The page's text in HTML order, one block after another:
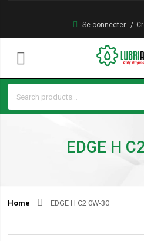
Se connecter
EDGE H
Home EDGE H C2 0W-30